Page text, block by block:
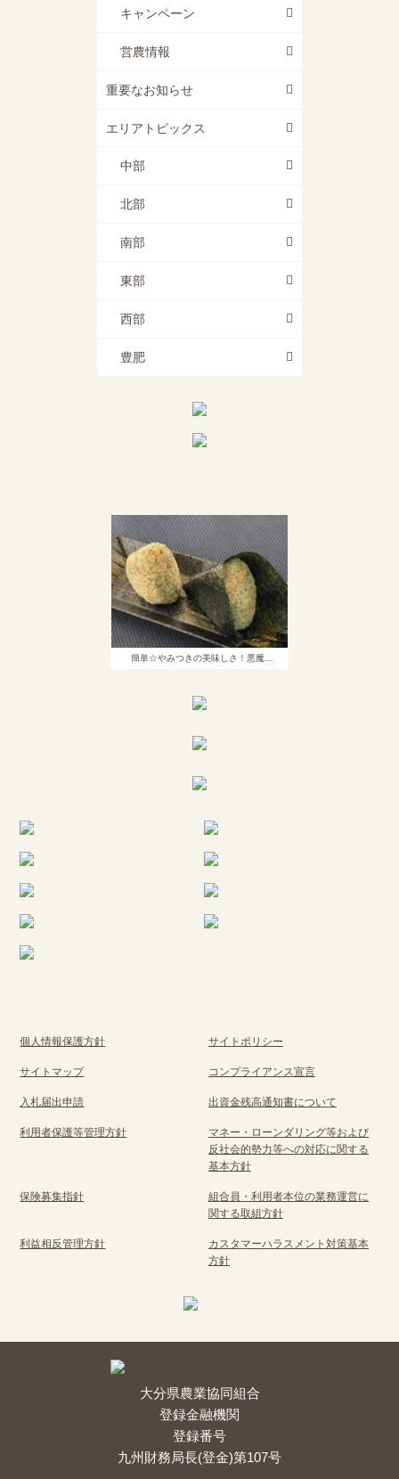
キャンペーン
営農情報
重要なお知らせ
エリアトピックス
中部
北部
南部
東部
西部
豊肥
簡単☆やみつきの美味しさ！悪魔…
個人情報保護方針 サイトポリシー
サイトマップ コンプライアンス宣言
入札届出申請 出資金残高通知書について
利用者保護等管理方針
マネー・ローンダリング等および
反社会的勢力等への対応に関する
基本方針
保険募集指針
組合員・利用者本位の業務運営に
関する取組方針
利益相反管理方針
カスタマーハラスメント対策基本
方針
大分県農業協同組合
登録金融機関
登録番号
九州財務局長(登金)第107号